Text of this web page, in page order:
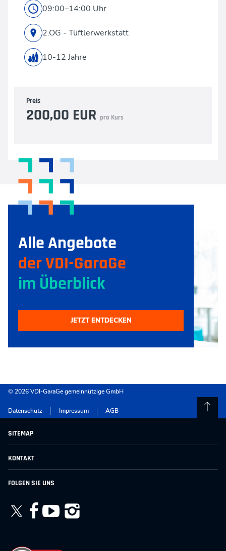
09:00–14:00 Uhr
2.OG - Tüftlerwerkstatt
10-12 Jahre
Preis
200,00 EUR pro Kurs
Alle Angebote
der VDI-GaraGe
im Überblick
JETZT ENTDECKEN
© 2026 VDI-GaraGe gemeinnützige GmbH
Datenschutz Impressum AGB
SITEMAP
für Eltern & Familien
Vermietung
Alle Angebote
KONTAKT
Karl-Heine-Str. 97
Telefon +49 341 8708 60
FOLGEN SIE UNS